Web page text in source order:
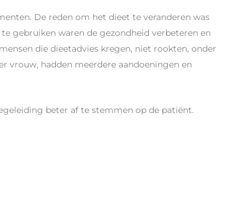
De reden om het dieet te veranderen was
gebruiken waren de gezondheid verbeteren en
die dieetadvies kregen, niet rookten, onder
vrouw, hadden meerdere aandoeningen en
beter af te stemmen op de patiënt.